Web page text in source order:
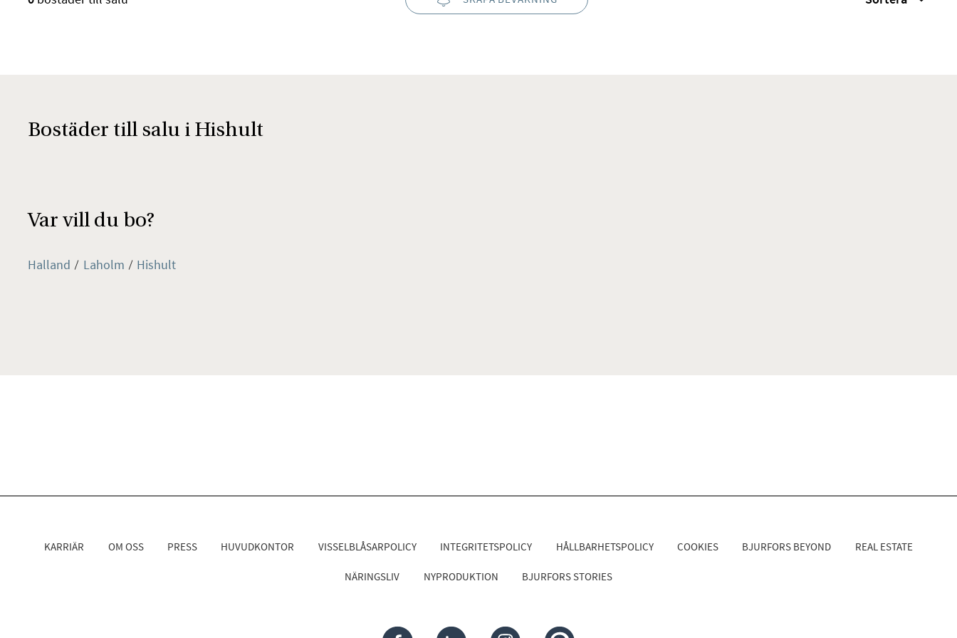
Bostäder till salu i Hishult
Var vill du bo?
Halland Laholm Hishult
KARRIÄR OM OSS PRESS HUVUDKONTOR VISSELBLÅSARPOLICY INTEGRITETSPOLICY HÅLLBARHETSPOLICY COOKIES BJURFORS BEYOND REAL ESTATE
NÄRINGSLIV NYPRODUKTION BJURFORS STORIES